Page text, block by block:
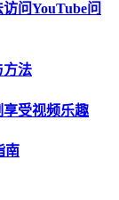
问YouTube问
方法
享受视频乐趣
南